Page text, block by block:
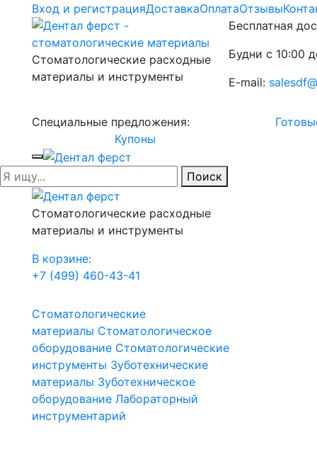
Вход и регистрацияДоставкаОплатаОтзывы
Стоматологические расходные
материалы и инструменты
Бесплатная
Будни с 10:00
E-mail:
Специальные предложения:
Купоны
Поиск
Стоматологические расходные
материалы и инструменты
В корзине:
+7 (499) 460-43-41
Стоматологические
материалы Стоматологическое
оборудование Стоматологические
инструменты Зуботехнические
материалы Зуботехническое
оборудование Лабораторный
инструментарий